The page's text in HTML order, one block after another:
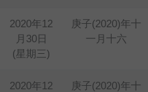
2020年12
月30日
(星期三)
庚子(2020)年十
一月十六
2020年12
庚子(2020)年十